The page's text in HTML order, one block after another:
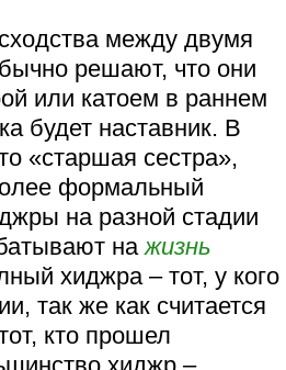
между двумя
решают, что они
или катоем в раннем
будет наставник. В
«старшая сестра»,
формальный
на разной стадии
нажизнь
хиджра – тот, у кого
так же как считается
кто прошел